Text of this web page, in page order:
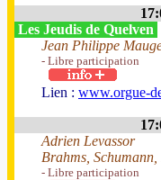
Les Jeudis de Quelven
Jean Philippe
- Libre participation
Lien : www.orgue-
Adrien Levassor
Brahms,
- Libre participation